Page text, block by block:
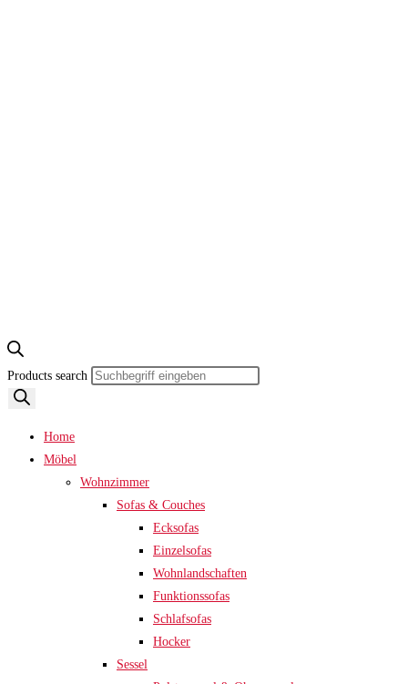
Products search
Home
Möbel
Wohnzimmer
Sofas & Couches
Ecksofas
Einzelsofas
Wohnlandschaften
Funktionssofas
Schlafsofas
Hocker
Sessel